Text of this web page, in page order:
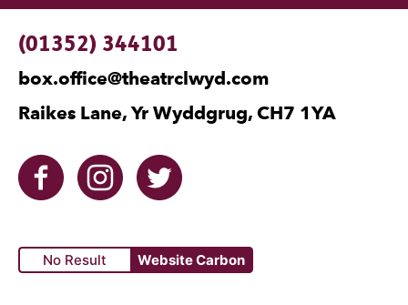
Manylion Cyswllt
Raikes Lane, Yr Wyddgrug, CH7 1YA
(01352) 344101
box.office@theatrclwyd.com
Facebook Instagram
No Result Website Carbon